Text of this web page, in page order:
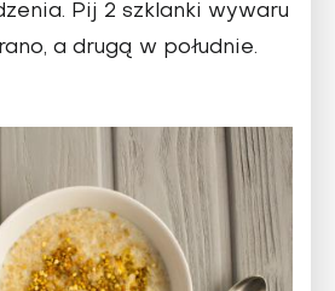
Pij 2 szklanki wywaru
a drugą w południe.